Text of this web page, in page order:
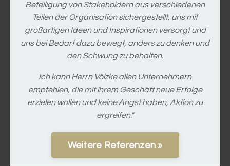
Beteiligung von Stakeholdern aus verschiedenen
Teilen der Organisation sichergestellt, uns mit
großartigen Ideen und Inspirationen versorgt und
uns bei Bedarf dazu bewegt, anders zu denken und
den Schwung zu behalten.
Ich kann Herrn Völzke allen Unternehmern
empfehlen, die mit ihrem Geschäft neue Erfolge
erzielen wollen und keine Angst haben, Aktion zu
ergreifen."
Weitere Referenzen »